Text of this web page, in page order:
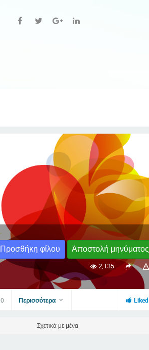
Προσθήκη φίλου Αποστολή μηνύματος
2,135
0 Περισσότερα Liked
Σχετικά με μένα